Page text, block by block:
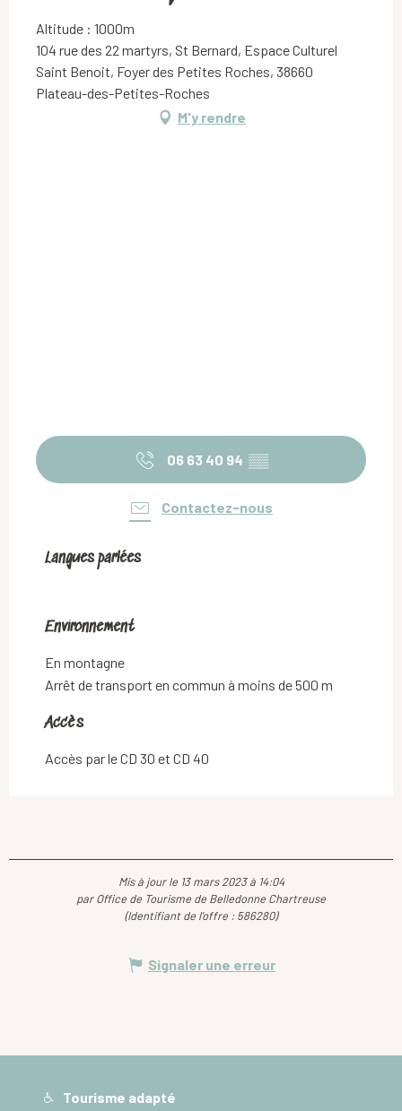
Altitude : 1000m
104 rue des 22 martyrs, St Bernard, Espace Culturel
Saint Benoit, Foyer des Petites Roches, 38660
Plateau-des-Petites-Roches
M'y rendre
06 63 40 94 ▒▒
Contactez-nous
Langues parlées
Langues parlées
Environnement
Environnement
En montagne
Arrêt de transport en commun à moins de 500 m
Accès
Accès
Accès par le CD 30 et CD 40
Mis à jour le 13 mars 2023 à 14:04
par Office de Tourisme de Belledonne Chartreuse
(Identifiant de l'offre : 586280)
Signaler une erreur
Tourisme adapté